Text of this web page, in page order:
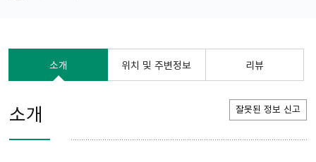
소개 위치 및 주변정보 리뷰
소개 잘못된 정보 신고